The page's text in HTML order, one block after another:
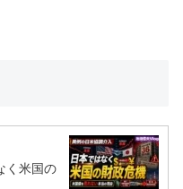
く米国の